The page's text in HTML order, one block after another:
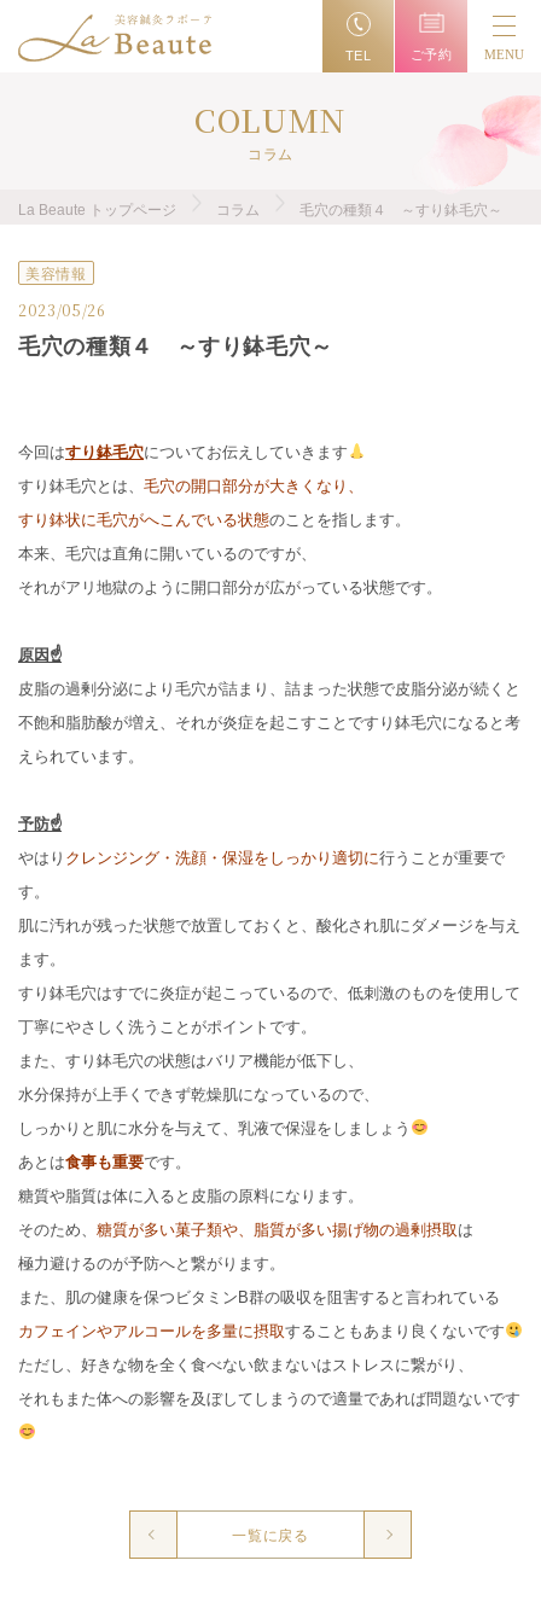
TEL ご予約 MENU
COLUMN
コラム
La Beaute トップページ コラム 毛穴の種類４ ～すり鉢毛穴～
美容情報
2023/05/26
毛穴の種類４ ～すり鉢毛穴～
今回はすり鉢毛穴についてお伝えしていきます
すり鉢毛穴とは、 毛穴の開口部分が大きくなり、
すり鉢状に毛穴がへこんでいる状態のことを指します。
本来、毛穴は直角に開いているのですが、
それがアリ地獄のように開口部分が広がっている状態です。
原因☝
皮脂の過剰分泌により毛穴が詰まり、詰まった状態で皮脂分泌が続くと
不飽和脂肪酸が増え、それが炎症を起こすことですり鉢毛穴になると考
えられています。
予防☝
やはり クレンジング・洗顔・保湿をしっかり適切に行うことが重要で
す。
肌に汚れが残った状態で放置しておくと、酸化され肌にダメージを与え
ます。
すり鉢毛穴はすでに炎症が起こっているので、低刺激のものを使用して
丁寧にやさしく洗うことがポイントです。
また、すり鉢毛穴の状態はバリア機能が低下し、
水分保持が上手くできず乾燥肌になっているので、
しっかりと肌に水分を与えて、乳液で保湿をしましょう
あとは食事も重要です。
糖質や脂質は体に入ると皮脂の原料になります。
そのため、 糖質が多い菓子類や、脂質が多い揚げ物の過剰摂取は
極力避けるのが予防へと繋がります。
また、肌の健康を保つビタミンB群の吸収を阻害すると言われている
カフェインやアルコールを多量に摂取することもあまり良くないです
ただし、好きな物を全く食べない飲まないはストレスに繋がり、
それもまた体への影響を及ぼしてしまうので適量であれば問題ないです
一覧に戻る